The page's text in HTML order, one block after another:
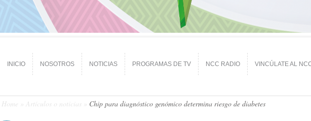
INICIO NOSOTROS NOTICIAS PROGRAMAS DE TV NCC RADIO VINCÚLATE AL
Home Artículos o noticias Chip para diagnóstico genómico determina riesgo de diabetes